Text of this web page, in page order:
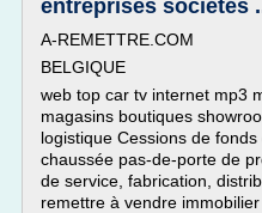
entreprises sociétés
A-REMETTRE.COM
BELGIQUE
web top car tv internet mp3
magasins boutiques
logistique Cessions de
chaussée pas-de-porte de
de service, fabrication,
remettre à vendre